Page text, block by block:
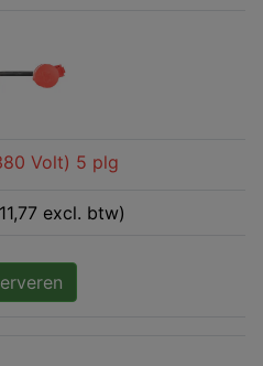
Volt) 5 plg
excl. btw)